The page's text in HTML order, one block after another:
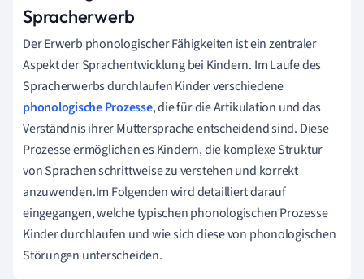
Spracherwerb
Der Erwerb phonologischer Fähigkeiten ist ein zentraler
Aspekt der Sprachentwicklung bei Kindern. Im Laufe des
Spracherwerbs durchlaufen Kinder verschiedene
phonologische Prozesse, die für die Artikulation und das
Verständnis ihrer Muttersprache entscheidend sind. Diese
Prozesse ermöglichen es Kindern, die komplexe Struktur
von Sprachen schrittweise zu verstehen und korrekt
anzuwenden.Im Folgenden wird detailliert darauf
eingegangen, welche typischen phonologischen Prozesse
Kinder durchlaufen und wie sich diese von phonologischen
Störungen unterscheiden.